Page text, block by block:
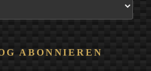
ABONNIEREN